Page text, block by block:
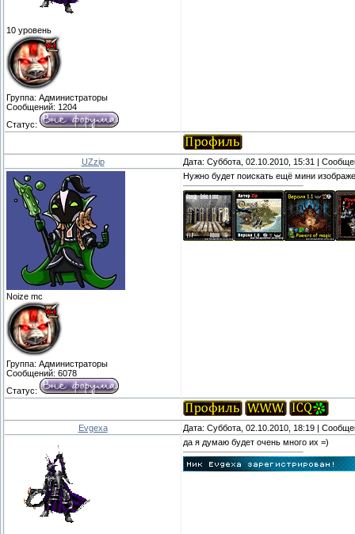
10 уровень
Группа: Администраторы
Сообщений: 1204
Статус:
UZzip Дата: Суббота, 02.10.2010, 15:31 |
Noize mc
Группа: Администраторы
Сообщений: 6078
Статус:
Нужно будет поискать ещё мини
Evgexa Дата: Суббота, 02.10.2010, 18:19 |
да я думаю будет очень много их =)